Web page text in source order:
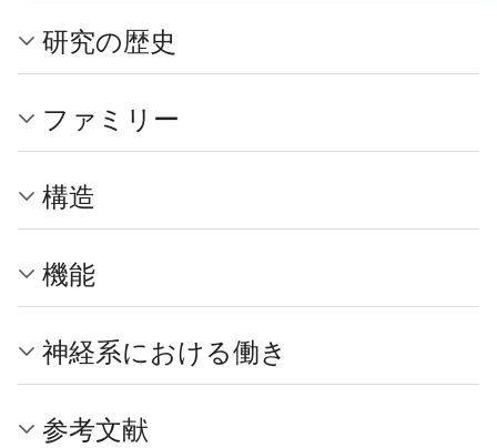
研究の歴史
ファミリー
構造
機能
神経系における働き
参考文献